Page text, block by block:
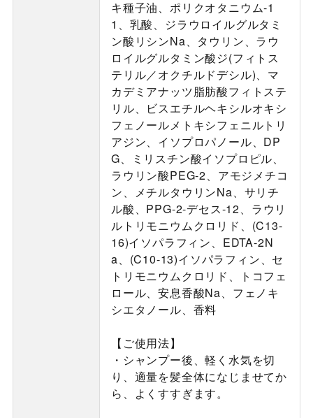
キ種子油、ポリクオタニウム-1
1、乳酸、ジラウロイルグルタミ
ン酸リシンNa、タウリン、ラウ
ロイルグルタミン酸ジ(フィトス
テリル／オクチルドデシル)、マ
カデミアナッツ脂肪酸フィトステ
リル、ビスエチルヘキシルオキシ
フェノールメトキシフェニルトリ
アジン、イソプロパノール、DP
G、ミリスチン酸イソプロピル、
ラウリン酸PEG-2、アモジメチコ
ン、メチルタウリンNa、サリチ
ル酸、PPG-2-デセス-12、ラウリ
ルトリモニウムクロリド、(C13-
16)イソパラフィン、EDTA-2N
a、(C10-13)イソパラフィン、セ
トリモニウムクロリド、トコフェ
ロール、安息香酸Na、フェノキ
シエタノール、香料
【ご使用法】
・シャンプー後、軽く水気を切
り、適量を髪全体になじませてか
ら、よくすすぎます。